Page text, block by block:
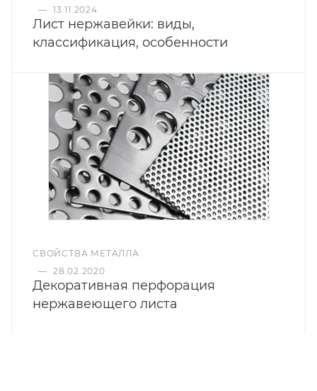
— 13.11.2024
Лист нержавейки: виды,
классификация, особенности
СВОЙСТВА МЕТАЛЛА
— 28.02.2020
Декоративная перфорация
нержавеющего листа